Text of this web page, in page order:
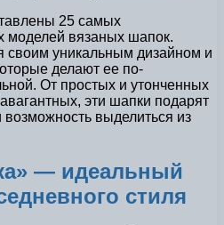
25 самых
моделей вязаных шапок.
своим уникальным дизайном и
делают ее по-
От простых и утонченных
эти шапки подарят
возможность выделиться из
— идеальный
стиля